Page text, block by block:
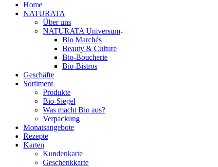
Home
NATURATA
Über uns
NATURATA Universum
Bio Marchés
Beauty & Culture
Bio-Boucherie
Bio-Bistros
Geschäfte
Sortiment
Produkte
Bio-Siegel
Was macht Bio aus?
Verpackung
Monatsangebote
Rezepte
Karten
Kundenkarte
Geschenkkarte